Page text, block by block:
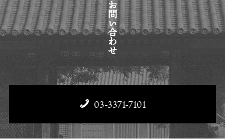
お問い合わせ
03-3371-7101